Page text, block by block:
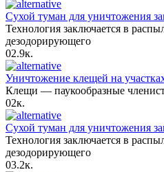
Сухой туман для уничтожения
Технология заключается в
дезодорирующего
02.9к.
Уничтожение клещей на
Клещи — паукообразные
02к.
Сухой туман для уничтожения
Технология заключается в
дезодорирующего
03.2к.